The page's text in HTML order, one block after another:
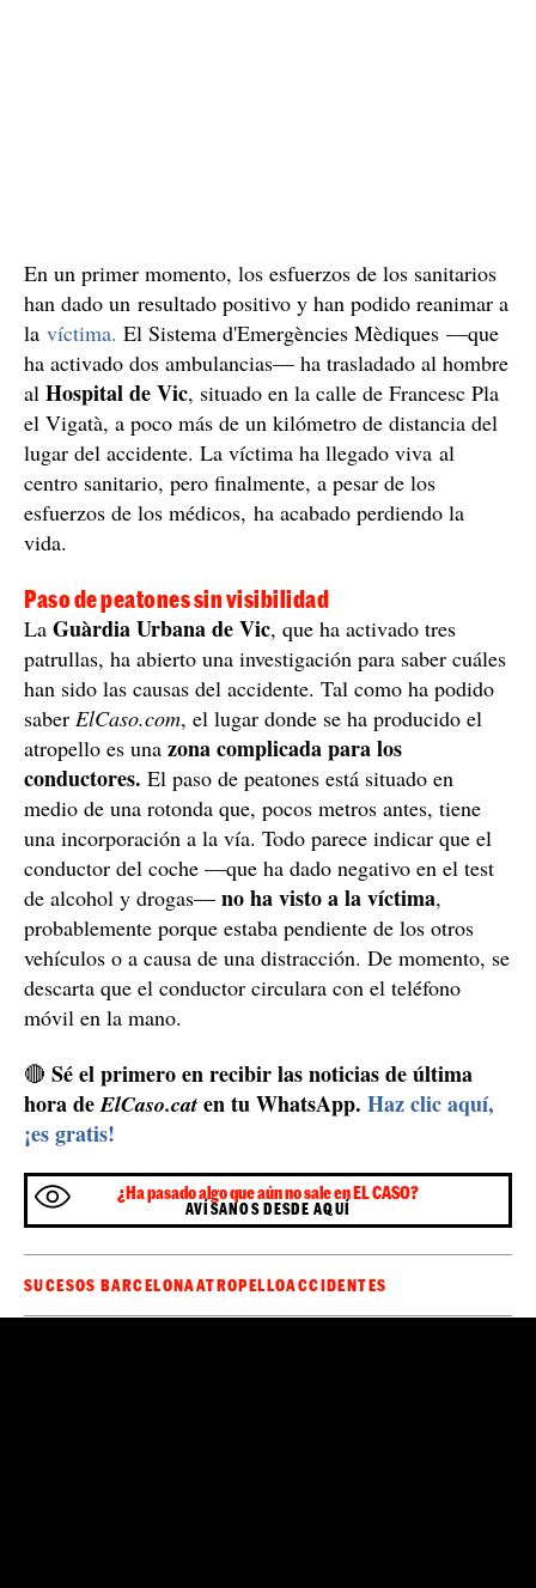
En un primer momento, los esfuerzos de los sanitarios
han dado un resultado positivo y han podido reanimar a
la víctima. El Sistema d'Emergències Mèdiques —que
ha activado dos ambulancias— ha trasladado al hombre
al Hospital de Vic, situado en la calle de Francesc Pla
el Vigatà, a poco más de un kilómetro de distancia del
lugar del accidente. La víctima ha llegado viva al
centro sanitario, pero finalmente, a pesar de los
esfuerzos de los médicos, ha acabado perdiendo la
vida.
Paso de peatones sin visibilidad
La Guàrdia Urbana de Vic, que ha activado tres
patrullas, ha abierto una investigación para saber cuáles
han sido las causas del accidente. Tal como ha podido
saber ElCaso.com, el lugar donde se ha producido el
atropello es una zona complicada para los
conductores. El paso de peatones está situado en
medio de una rotonda que, pocos metros antes, tiene
una incorporación a la vía. Todo parece indicar que el
conductor del coche —que ha dado negativo en el test
de alcohol y drogas— no ha visto a la víctima,
probablemente porque estaba pendiente de los otros
vehículos o a causa de una distracción. De momento, se
descarta que el conductor circulara con el teléfono
móvil en la mano.
🔴 Sé el primero en recibir las noticias de última
hora deElCaso.cat en tu WhatsApp. Haz clic aquí,
¡es gratis!
¿Ha pasado algo que aún no sale en EL CASO?
AVÍSANOS DESDE AQUÍ
SUCESOS BARCELONAATROPELLOACCIDENTES